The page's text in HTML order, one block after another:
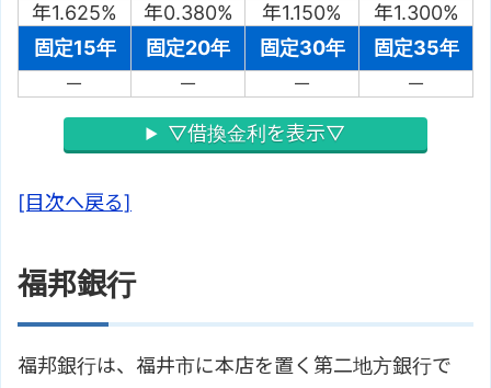
年1.625%
年0.380% 年1.150%
年1.300%
固定15年
固定20年 固定30年
固定35年
－
－ － －
▽借換金利を表示▽
[目次へ戻る]
福邦銀行
福邦銀行は、福井市に本店を置く第二地方銀行で